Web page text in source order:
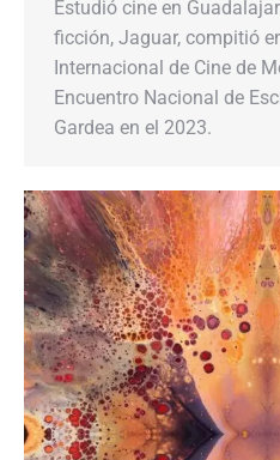
Estudió cine en
ficción, Jaguar, compitió
Internacional de Cine de
Encuentro Nacional de
Gardea en el 2023.